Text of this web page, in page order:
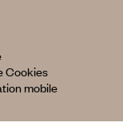
Cookies
mobile